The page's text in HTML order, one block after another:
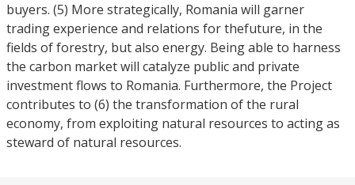
buyers. (5) More strategically, Romania will garner
trading experience and relations for thefuture, in the
fields of forestry, but also energy. Being able to harness
the carbon market will catalyze public and private
investment flows to Romania. Furthermore, the Project
contributes to (6) the transformation of the rural
economy, from exploiting natural resources to acting as
steward of natural resources.